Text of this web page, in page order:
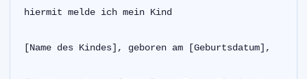
hiermit melde ich mein Kind
[Name des Kindes], geboren am [Geburtsdatum],